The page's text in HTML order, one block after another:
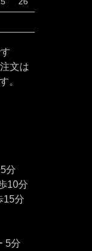
文は
。
分
10分
15分
5分